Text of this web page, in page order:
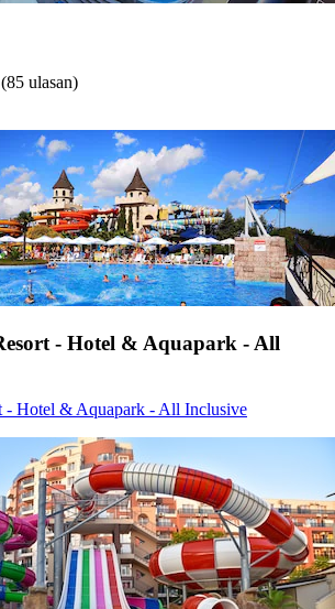
ulasan)
- Hotel & Aquapark - All
- Hotel & Aquapark - All Inclusive